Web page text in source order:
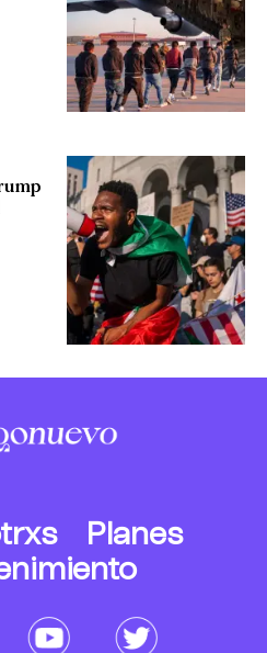
Planes